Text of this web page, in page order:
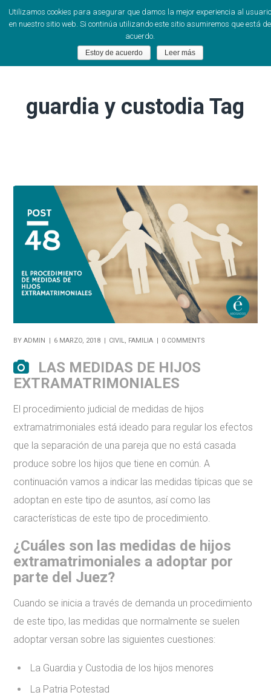
guardia y custodia Tag
BYADMIN 6 MARZO, 2018 CIVIL, FAMILIA 0 COMMENTS
LAS MEDIDAS DE HIJOS
EXTRAMATRIMONIALES
El procedimiento judicial de medidas de hijos
extramatrimoniales está ideado para regular los efectos
que la separación de una pareja que no está casada
produce sobre los hijos que tiene en común. A
continuación vamos a indicar las medidas típicas que se
adoptan en este tipo de asuntos, así como las
características de este tipo de procedimiento.
¿Cuáles son las medidas de hijos
extramatrimoniales a adoptar por
parte del Juez?
Cuando se inicia a través de demanda un procedimiento
de este tipo, las medidas que normalmente se suelen
adoptar versan sobre las siguientes cuestiones:
La Guardia y Custodia de los hijos menores
La Patria Potestad
Utilizamos cookies para asegurar que damos la mejor experiencia al usuario
en nuestro sitio web. Si continúa utilizando este sitio asumiremos que está de
acuerdo.
Estoy de acuerdo Leer más